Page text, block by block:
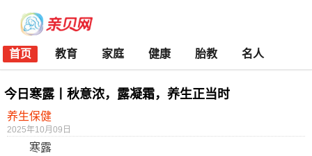
首页 教育 家庭 健康 胎教 名人
今日寒露丨秋意浓，露凝霜，养生正当时
养生保健
2025年10月09日
寒露